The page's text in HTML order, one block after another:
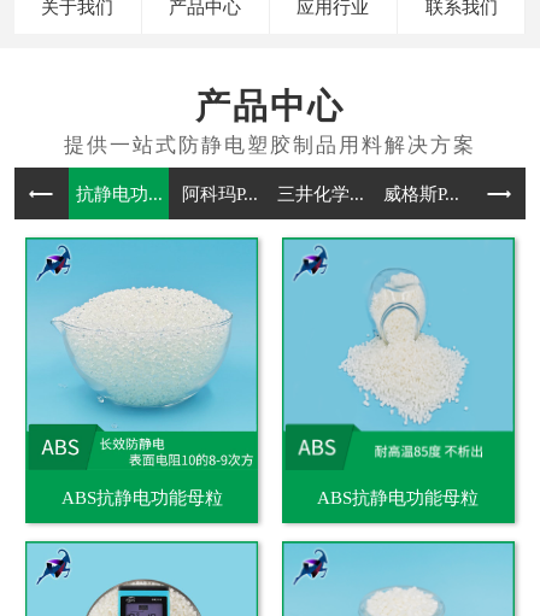
关于我们 产品中心 应用行业 联系我们
产品中心
抗静电功... 阿科玛P... 三井化学... 威格斯P... 抗静电
ABS抗静电功能母粒 ABS抗静电功能母粒